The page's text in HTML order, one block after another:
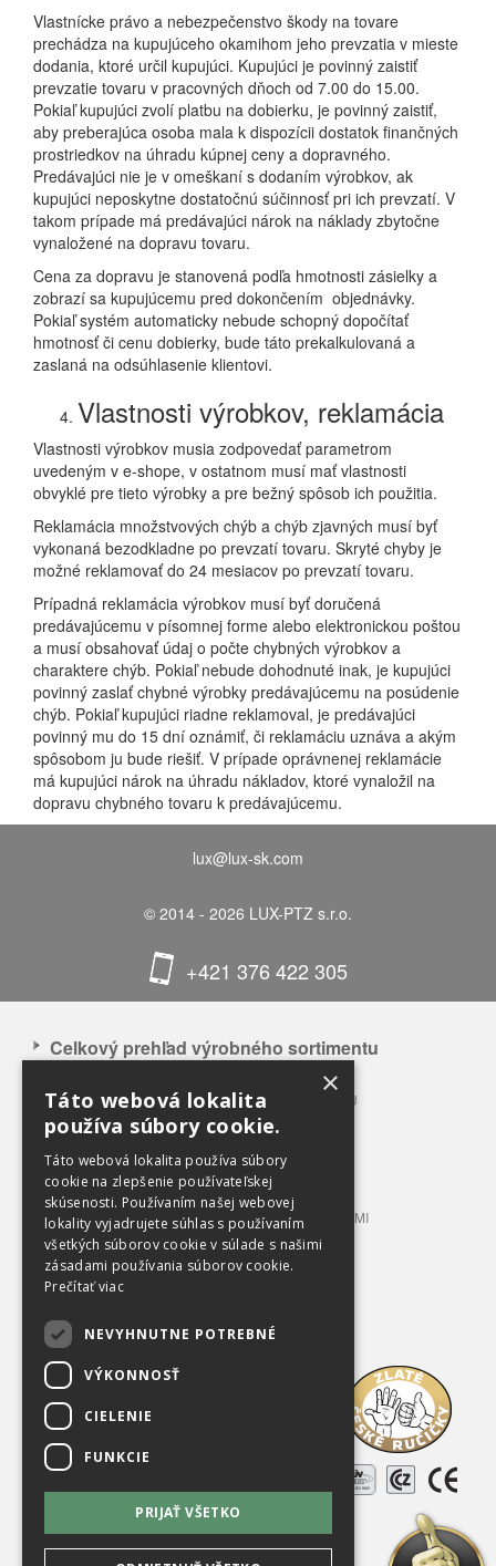
Vlastnícke právo a nebezpečenstvo škody na tovare
prechádza na kupujúceho okamihom jeho prevzatia v mieste
dodania, ktoré určil kupujúci. Kupujúci je povinný zaistiť
prevzatie tovaru v pracovných dňoch od 7.00 do 15.00.
Pokiaľ kupujúci zvolí platbu na dobierku, je povinný zaistiť,
aby preberajúca osoba mala k dispozícii dostatok finančných
prostriedkov na úhradu kúpnej ceny a dopravného.
Predávajúci nie je v omeškaní s dodaním výrobkov, ak
kupujúci neposkytne dostatočnú súčinnosť pri ich prevzatí. V
takom prípade má predávajúci nárok na náklady zbytočne
vynaložené na dopravu tovaru.
Cena za dopravu je stanovená podľa hmotnosti zásielky a
zobrazí sa kupujúcemu pred dokončením objednávky.
Pokiaľ systém automaticky nebude schopný dopočítať
hmotnosť či cenu dobierky, bude táto prekalkulovaná a
zaslaná na odsúhlasenie klientovi.
Vlastnosti výrobkov, reklamácia
Vlastnosti výrobkov musia zodpovedať parametrom
uvedeným v e-shope, v ostatnom musí mať vlastnosti
obvyklé pre tieto výrobky a pre bežný spôsob ich použitia.
Reklamácia množstvových chýb a chýb zjavných musí byť
vykonaná bezodkladne po prevzatí tovaru. Skryté chyby je
možné reklamovať do 24 mesiacov po prevzatí tovaru.
Prípadná reklamácia výrobkov musí byť doručená
predávajúcemu v písomnej forme alebo elektronickou poštou
a musí obsahovať údaj o počte chybných výrobkov a
charaktere chýb. Pokiaľ nebude dohodnuté inak, je kupujúci
povinný zaslať chybné výrobky predávajúcemu na posúdenie
chýb. Pokiaľ kupujúci riadne reklamoval, je predávajúci
povinný mu do 15 dní oznámiť, či reklamáciu uznáva a akým
spôsobom ju bude riešiť. V prípade oprávnenej reklamácie
má kupujúci nárok na úhradu nákladov, ktoré vynaložil na
dopravu chybného tovaru k predávajúcemu.
lux@lux-sk.com
© 2014 - 2026 LUX-PTZ s.r.o.
+421 376 422 305
Celkový prehľad výrobného sortimentu
CELKOVÝ PREHĽAD VÝROBNÉHO SORTIMENTU
BALÍKOVACIE LISY 3 – 12 T TLAKU
LISOVACIE KONTAJNERY
STACIONÁRNE LISY S PRÍPOJNÝMI KONTAJNERMI
TRIEDIACE LINKY
PRÍSLUŠENSTVO A VYBAVENIE
OBCHODNÉ PODMIENKY
Na prevzatie
O spoločnosti
Kariéra
Referencie
Použité zariadenia
×
Táto webová lokalita
používa súbory cookie.
Táto webová lokalita používa súbory
cookie na zlepšenie používateľskej
skúsenosti. Používaním našej webovej
lokality vyjadrujete súhlas s používaním
všetkých súborov cookie v súlade s našimi
zásadami používania súborov cookie.
Prečítať viac
NEVYHNUTNE POTREBNÉ
VÝKONNOSŤ
CIELENIE
FUNKCIE
PRIJAŤ VŠETKO